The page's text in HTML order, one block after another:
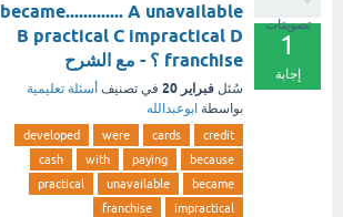
تصويتات
1
إجابة
became............. A unavailable
B practical C impractical D
franchise ؟ - مع الشرح
سُئل فبراير 20 في تصنيف أسئلة تعليمية
بواسطة ابوعبدالله
credit
cards
were
developed
because
paying
with
cash
became
unavailable
practical
impractical
franchise